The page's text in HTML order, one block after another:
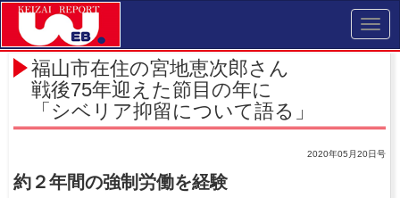
福山市在住の宮地恵次郎さん
戦後75年迎えた節目の年に
「シベリア抑留について語る」
2020年05月20日号
約２年間の強制労働を経験